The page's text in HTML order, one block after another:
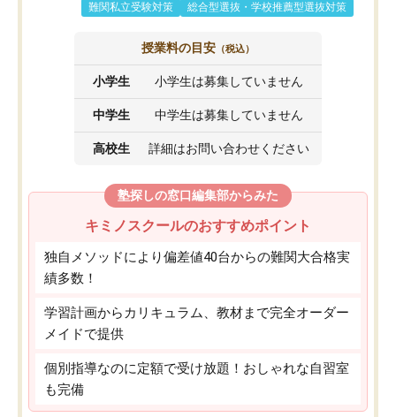
難関私立受験対策
総合型選抜・学校推薦型選抜対策
授業料の目安 （税込）
小学生 小学生は募集していません
中学生 中学生は募集していません
高校生 詳細はお問い合わせください
塾探しの窓口編集部からみた
キミノスクールのおすすめポイント
独自メソッドにより偏差値40台からの難関大合格実
績多数！
学習計画からカリキュラム、教材まで完全オーダー
メイドで提供
個別指導なのに定額で受け放題！おしゃれな自習室
も完備